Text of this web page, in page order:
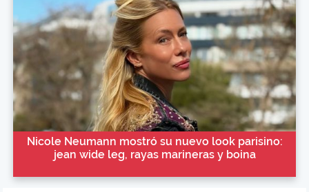
Nicole Neumann mostró su nuevo look parisino:
jean wide leg, rayas marineras y boina